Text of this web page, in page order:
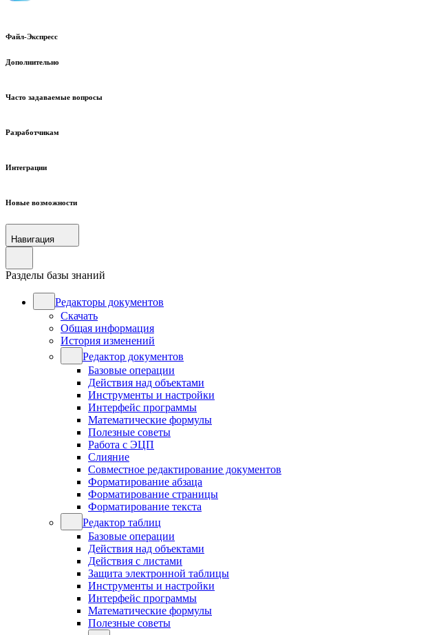
Файл-Экспресс
Дополнительно
Часто задаваемые вопросы
Разработчикам
Интеграции
Новые возможности
Навигация
Разделы базы знаний
Редакторы документов
Скачать
Общая информация
История изменений
Редактор документов
Базовые операции
Действия над объектами
Инструменты и настройки
Интерфейс программы
Математические формулы
Полезные советы
Работа с ЭЦП
Слияние
Совместное редактирование документов
Форматирование абзаца
Форматирование страницы
Форматирование текста
Редактор таблиц
Базовые операции
Действия над объектами
Действия с листами
Защита электронной таблицы
Инструменты и настройки
Интерфейс программы
Математические формулы
Полезные советы